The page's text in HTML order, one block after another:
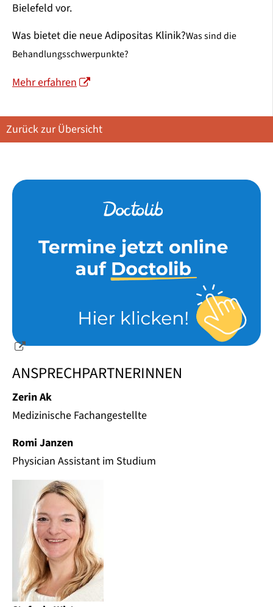
Bielefeld vor.
Was bietet die neue Adipositas Klinik?Was sind die
Behandlungsschwerpunkte?
Mehr erfahren
Zurück zur Übersicht
ANSPRECHPARTNERINNEN
Zerin Ak
Medizinische Fachangestellte
Romi Janzen
Physician Assistant im Studium